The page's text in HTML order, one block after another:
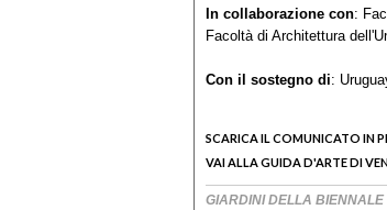
In collaborazione con:
Facoltà di Architettura
Con il sostegno di:
SCARICA IL COMUNICATO IN
VAI ALLA GUIDA D'ARTE DI
GIARDINI DELLA BIENNALE